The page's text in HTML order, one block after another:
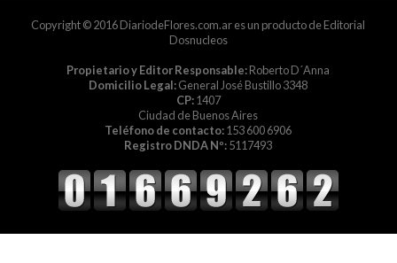
Copyright © 2016 DiariodeFlores.com.ar es un producto de Editorial
Dosnucleos
Propietario y Editor Responsable:Roberto D´Anna
Domicilio Legal:General José Bustillo 3348
CP:1407
Ciudad de Buenos Aires
Teléfono de contacto:153 600 6906
Registro DNDA Nº:5117493